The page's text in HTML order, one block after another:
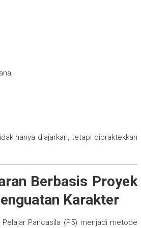
hanya diajarkan, tetapi dipraktekkan
Berbasis Proyek
Karakter
Pancasila (P5) menjadi metode